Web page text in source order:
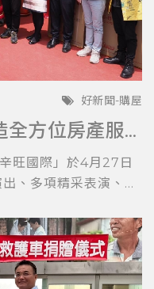
好新聞-購屋
辛旺國際深耕嘉義 打造全方位房產服務平台 與在地青年共創希望藍圖
旺國際」於4月27日
、多項精采表演、...